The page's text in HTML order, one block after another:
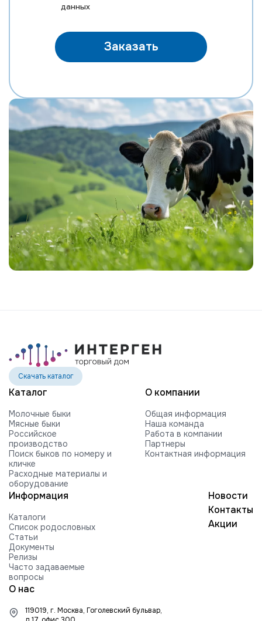
данных
Заказать
Скачать каталог
Каталог
Молочные быки
Мясные быки
Российское
производство
Поиск быков по номеру и
кличке
Расходные материалы и
оборудование
О компании
Общая информация
Наша команда
Работа в компании
Партнеры
Контактная информация
Информация
Каталоги
Список родословных
Статьи
Документы
Релизы
Часто задаваемые
вопросы
Новости
Контакты
Акции
О нас
119019, г. Москва, Гоголевский бульвар,